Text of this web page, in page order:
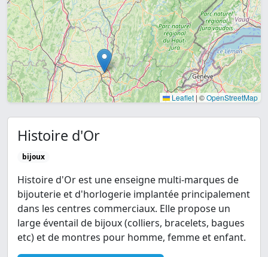
Leaflet | ©OpenStreetMap
Histoire d'Or
bijoux
Histoire d'Or est une enseigne multi-marques de
bijouterie et d'horlogerie implantée principalement
dans les centres commerciaux. Elle propose un
large éventail de bijoux (colliers, bracelets, bagues
etc) et de montres pour homme, femme et enfant.